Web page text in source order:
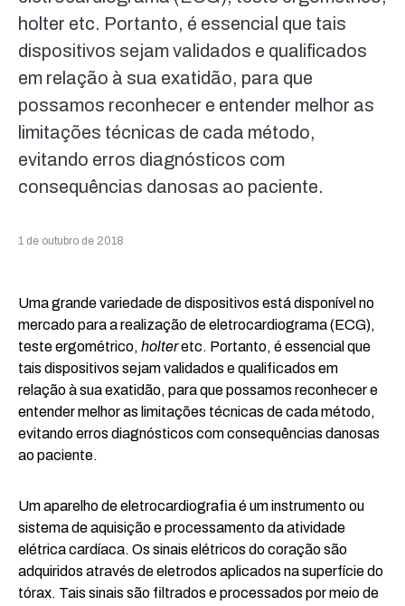
holter etc. Portanto, é essencial que tais
dispositivos sejam validados e qualificados
em relação à sua exatidão, para que
possamos reconhecer e entender melhor as
limitações técnicas de cada método,
evitando erros diagnósticos com
consequências danosas ao paciente.
1 de outubro de 2018
Uma grande variedade de dispositivos está disponível no
mercado para a realização de eletrocardiograma (ECG),
teste ergométrico, holteretc. Portanto, é essencial que
tais dispositivos sejam validados e qualificados em
relação à sua exatidão, para que possamos reconhecer e
entender melhor as limitações técnicas de cada método,
evitando erros diagnósticos com consequências danosas
ao paciente.
Um aparelho de eletrocardiografia é um instrumento ou
sistema de aquisição e processamento da atividade
elétrica cardíaca. Os sinais elétricos do coração são
adquiridos através de eletrodos aplicados na superfície do
tórax. Tais sinais são filtrados e processados por meio de